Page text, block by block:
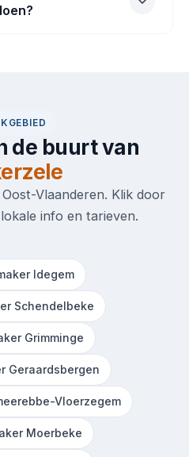
de buurt van
Vlaanderen. Klik door
info en tarieven.
Idegem
Schendelbeke
Grimminge
Geraardsbergen
Vloerzegem
Moerbeke